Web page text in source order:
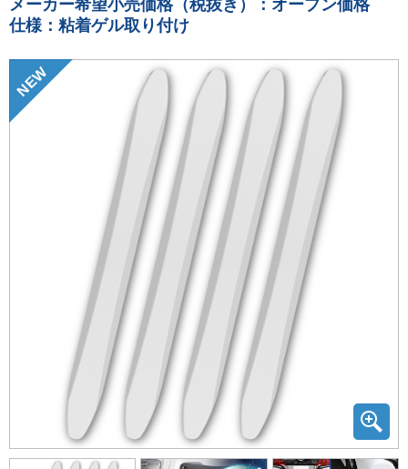
b
o
k
メーカー希望小売価格（税抜き）：オープン価格
仕様：粘着ゲル取り付け
NEW